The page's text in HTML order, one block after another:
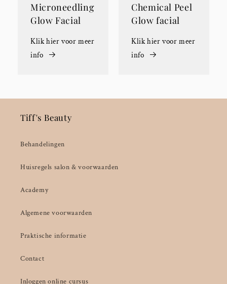
Microneedling
Glow Facial
Klik hier voor meer
info
Chemical Peel
Glow facial
Klik hier voor meer
info
Tiff's Beauty
Behandelingen
Huisregels salon & voorwaarden
Academy
Algemene voorwaarden
Praktische informatie
Contact
Inloggen online cursus